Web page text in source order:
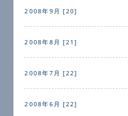
2008年9月 [20]
2008年8月 [21]
2008年7月 [22]
2008年6月 [22]